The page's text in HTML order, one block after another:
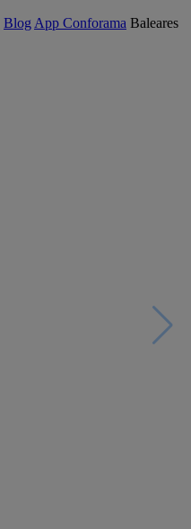
Blog App Conforama Baleares